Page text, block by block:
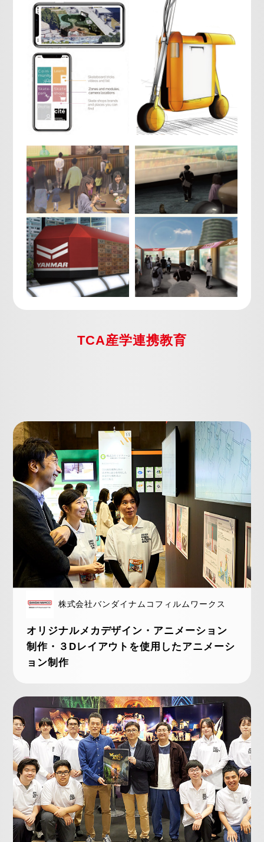
TCA産学連携教育
株式会社バンダイナムコフィルムワークス
オリジナルメカデザイン・アニメーション
制作・３Dレイアウトを使用したアニメーシ
ョン制作